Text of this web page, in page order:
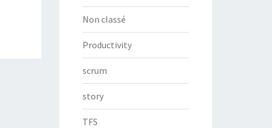
Non classé
Productivity
scrum
story
TFS